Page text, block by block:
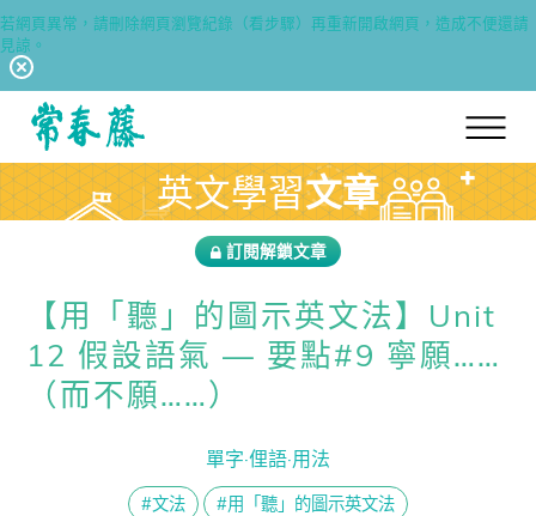
若網頁異常，請刪除網頁瀏覽紀錄（看步驟）再重新開啟網頁，造成不便還請
見諒。
回常春藤首頁 英文學習文章
訂閱解鎖文章
【用「聽」的圖示英文法】Unit
12 假設語氣 — 要點#9 寧願……
（而不願……）
單字·俚語·用法
#文法 #用「聽」的圖示英文法